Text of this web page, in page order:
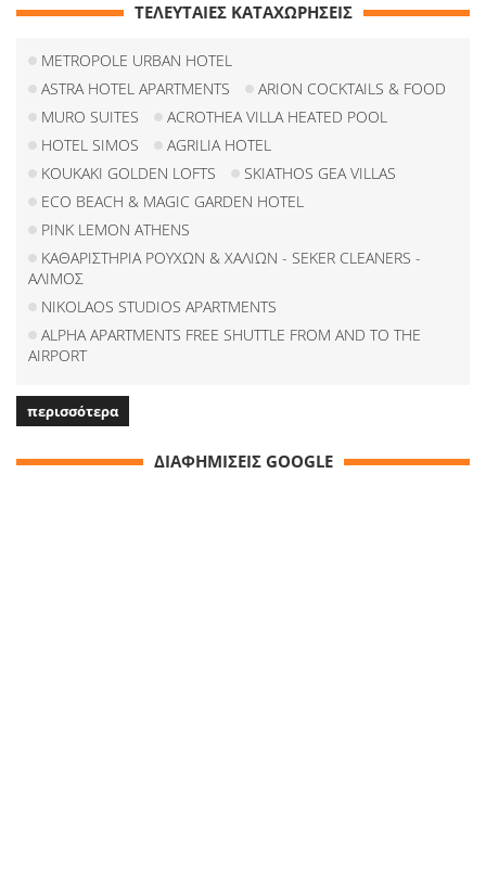
ΤΕΛΕΥΤΑΙΕΣ ΚΑΤΑΧΩΡΗΣΕΙΣ
METROPOLE URBAN HOTEL
ASTRA HOTEL APARTMENTS
ARION COCKTAILS & FOOD
MURO SUITES
ACROTHEA VILLA HEATED POOL
HOTEL SIMOS
AGRILIA HOTEL
KOUKAKI GOLDEN LOFTS
SKIATHOS GEA VILLAS
ECO BEACH & MAGIC GARDEN HOTEL
PINK LEMON ATHENS
ΚΑΘΑΡΙΣΤΗΡΙΑ ΡΟΥΧΩΝ & ΧΑΛΙΩΝ - SEKER CLEANERS -
ΑΛΙΜΟΣ
NIKOLAOS STUDIOS APARTMENTS
ALPHA APARTMENTS FREE SHUTTLE FROM AND TO THE
AIRPORT
περισσότερα
ΔΙΑΦΗΜΙΣΕΙΣ GOOGLE